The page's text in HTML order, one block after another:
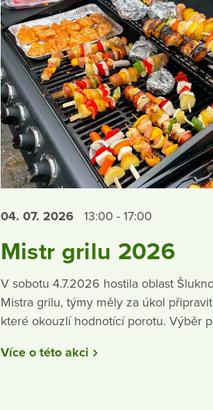
04. 07. 2026 13:00 - 17:00
Mistr grilu 2026
V sobotu 4.7.2026 hostila oblast
Mistra grilu, týmy měly za úkol
které okouzlí hodnotící porotu. Výběr
Více o této akci